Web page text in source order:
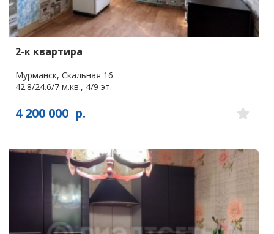
2-к квартира
Мурманск, Скальная 16
42.8/24.6/7 м.кв., 4/9 эт.
4 200 000 р.